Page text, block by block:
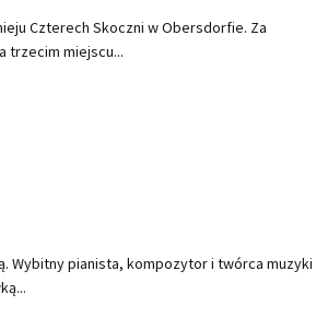
Czterech Skoczni w Obersdorfie. Za
trzecim miejscu...
Wybitny pianista, kompozytor i twórca muzyki